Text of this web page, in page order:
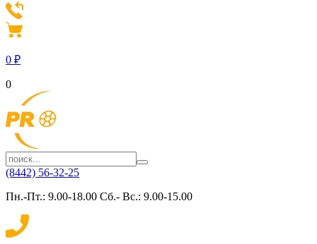
0 ₽
0
(8442) 56-32-25
Пн.-Пт.: 9.00-18.00 Сб.- Вс.: 9.00-15.00